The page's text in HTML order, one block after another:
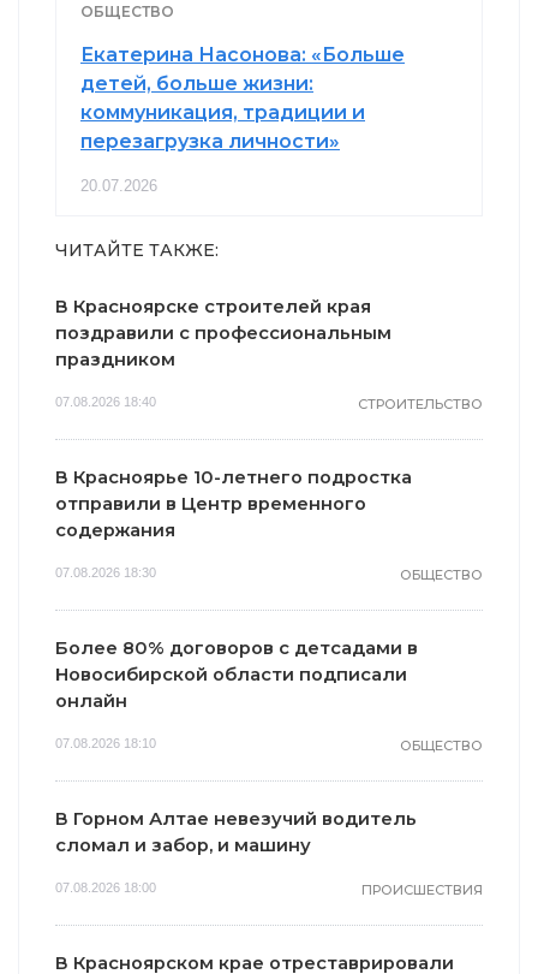
ОБЩЕСТВО
Екатерина Насонова: «Больше
детей, больше жизни:
коммуникация, традиции и
перезагрузка личности»
20.07.2026
ЧИТАЙТЕ ТАКЖЕ:
В Красноярске строителей края
поздравили с профессиональным
праздником
07.08.2026 18:40 СТРОИТЕЛЬСТВО
В Красноярье 10-летнего подростка
отправили в Центр временного
содержания
07.08.2026 18:30 ОБЩЕСТВО
Более 80% договоров с детсадами в
Новосибирской области подписали
онлайн
07.08.2026 18:10 ОБЩЕСТВО
В Горном Алтае невезучий водитель
сломал и забор, и машину
07.08.2026 18:00 ПРОИСШЕСТВИЯ
В Красноярском крае отреставрировали